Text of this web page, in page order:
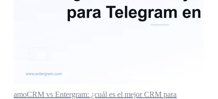
amoCRM vs Entergram: ¿cuál es el mejor CRM para